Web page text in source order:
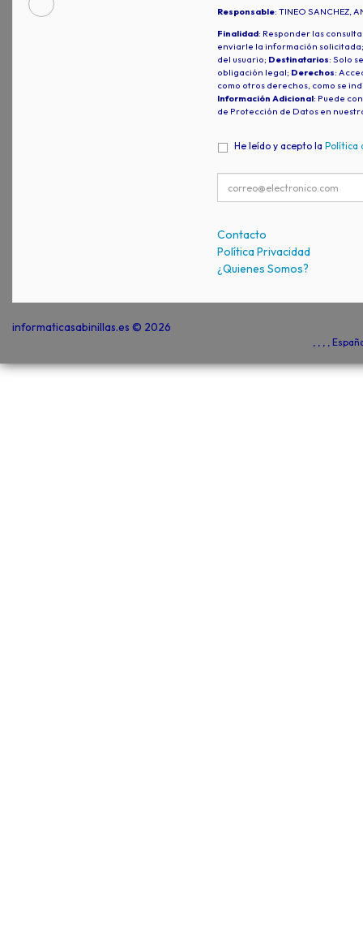
Responsable: TINEO SANCHEZ,
Finalidad: Responder las
enviarle la información
del usuario; Destinatarios: Solo
obligación legal; Derechos:
como otros derechos, como se
Información Adicional: Puede
de Protección de Datos en
He leído y acepto la Política
Contacto
Política Privacidad
¿Quienes Somos?
informaticasabinillas.es © 2026
, , , ,